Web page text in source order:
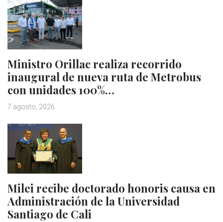
Ministro Orillac realiza recorrido
inaugural de nueva ruta de Metrobus
con unidades 100%…
7 agosto, 2026
Milei recibe doctorado honoris causa en
Administración de la Universidad
Santiago de Cali